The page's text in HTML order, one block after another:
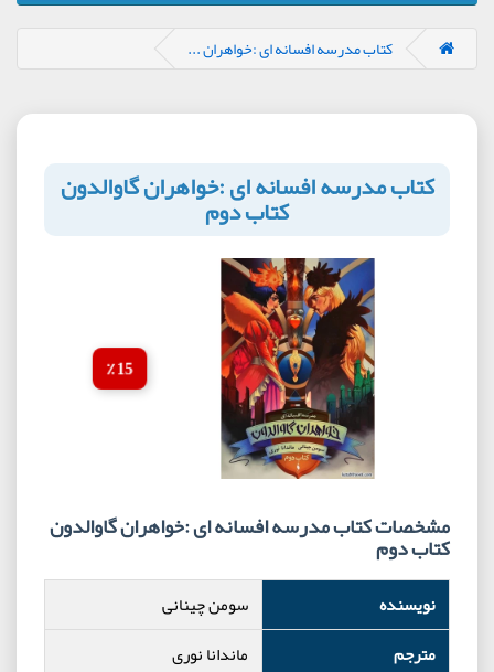
کتاب مدرسه افسانه ای :خواهران ...
کتاب مدرسه افسانه ای :خواهران گاوالدون
کتاب دوم
15 ٪
مشخصات کتاب مدرسه افسانه ای :خواهران گاوالدون
کتاب دوم
نویسنده
سومن چینانی
مترجم
ماندانا نوری